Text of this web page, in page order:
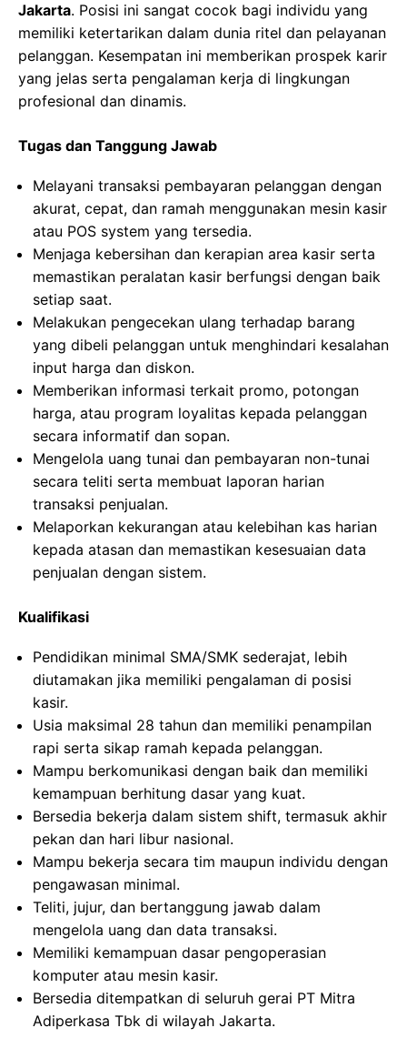
Jakarta. Posisi ini sangat cocok bagi individu yang
memiliki ketertarikan dalam dunia ritel dan pelayanan
pelanggan. Kesempatan ini memberikan prospek karir
yang jelas serta pengalaman kerja di lingkungan
profesional dan dinamis.
Tugas dan Tanggung Jawab
Melayani transaksi pembayaran pelanggan dengan
akurat, cepat, dan ramah menggunakan mesin kasir
atau POS system yang tersedia.
Menjaga kebersihan dan kerapian area kasir serta
memastikan peralatan kasir berfungsi dengan baik
setiap saat.
Melakukan pengecekan ulang terhadap barang
yang dibeli pelanggan untuk menghindari kesalahan
input harga dan diskon.
Memberikan informasi terkait promo, potongan
harga, atau program loyalitas kepada pelanggan
secara informatif dan sopan.
Mengelola uang tunai dan pembayaran non-tunai
secara teliti serta membuat laporan harian
transaksi penjualan.
Melaporkan kekurangan atau kelebihan kas harian
kepada atasan dan memastikan kesesuaian data
penjualan dengan sistem.
Kualifikasi
Pendidikan minimal SMA/SMK sederajat, lebih
diutamakan jika memiliki pengalaman di posisi
kasir.
Usia maksimal 28 tahun dan memiliki penampilan
rapi serta sikap ramah kepada pelanggan.
Mampu berkomunikasi dengan baik dan memiliki
kemampuan berhitung dasar yang kuat.
Bersedia bekerja dalam sistem shift, termasuk akhir
pekan dan hari libur nasional.
Mampu bekerja secara tim maupun individu dengan
pengawasan minimal.
Teliti, jujur, dan bertanggung jawab dalam
mengelola uang dan data transaksi.
Memiliki kemampuan dasar pengoperasian
komputer atau mesin kasir.
Bersedia ditempatkan di seluruh gerai PT Mitra
Adiperkasa Tbk di wilayah Jakarta.